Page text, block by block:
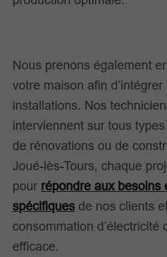
Nous prenons également
votre maison afin
installations. Nos
interviennent sur tous types
de rénovations ou de
Joué-lès-Tours, chaque
pour répondre aux besoins
spécifiques de nos clients
consommation d’électricité
efficace.